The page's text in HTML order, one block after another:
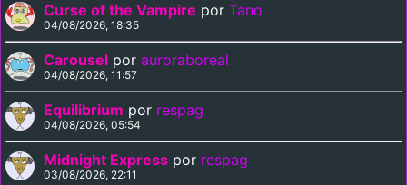
Curse of the Vampire por Tano
04/08/2026, 18:35
Carousel por auroraboreal
04/08/2026, 11:57
Equilibrium por respag
04/08/2026, 05:54
Midnight Express por respag
03/08/2026, 22:11